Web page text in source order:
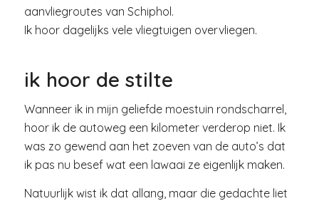
aanvliegroutes van Schiphol.
Ik hoor dagelijks vele vliegtuigen overvliegen.
ik hoor de stilte
Wanneer ik in mijn geliefde moestuin rondscharrel,
hoor ik de autoweg een kilometer verderop niet. Ik
was zo gewend aan het zoeven van de auto’s dat
ik pas nu besef wat een lawaai ze eigenlijk maken.
Natuurlijk wist ik dat allang, maar die gedachte liet